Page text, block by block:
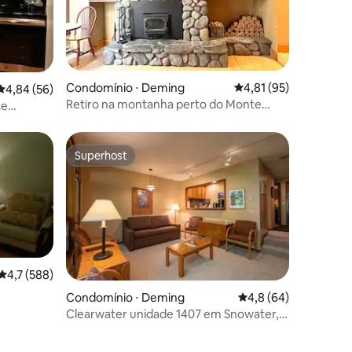
de uma avaliação média de 5, 56 avaliações
4,84 (56)
Condomínio ⋅ Deming 4,81 de uma
4,81 (95)
Retiro na montanha perto do Monte
hidromassagem
de uma avaliação média de 5, 588 avaliações
4,7 (588)
Superhost
Superhost
Condomínio ⋅ Deming 4,8 de uma
4,8 (64)
Clearwater unidade 1407 em Snowater,